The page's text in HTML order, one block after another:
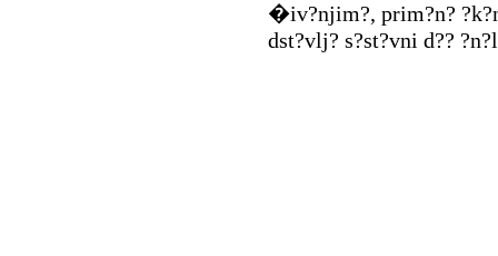
�iv?njim?, prim?n?
dst?vlj? s?st?vni d??